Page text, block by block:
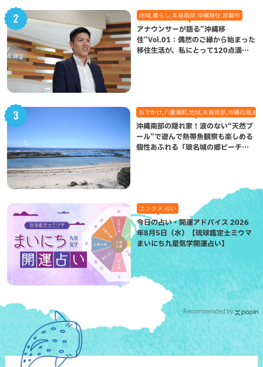
地域,暮らし,本島南部,沖縄移住,那覇市
アナウンサーが語る”沖縄移
住”Vol.01：偶然のご縁から始まった
移住生活が、私にとって120点満点
おでかけ,八重瀬町,地域,本島南部,沖縄の海,自
沖縄南部の隠れ家！波のない“天然プ
ール”で遊んで熱帯魚観察も楽しめる
個性あふれる「玻名城の郷ビーチ」
エンタメ,占い
今日の占い・開運アドバイス 2026
年8月5日（水）【琉球鑑定士ミウマ
まいにち九星気学開運占い】
Recommended by